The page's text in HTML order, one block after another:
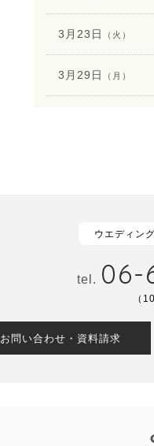
3月23日 （火）
3月29日 （月）
ウエディン
tel. 06-
（
お問い合わせ・資料請求